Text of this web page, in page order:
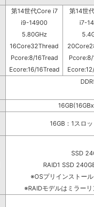
第14世代Core i7
第14世
i9-14900
i7-
5.80GHz
16Core32Thread
Pcore:8/16Tread
Ecore:16/16Tread
16GB：1スロ
SSD
RAID1 SSD
※OSプリインストー
※RAIDモデルはミラー